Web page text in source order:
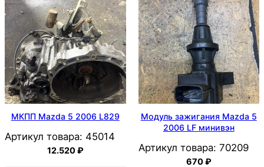
МКПП Mazda 5 2006 L829
Артикул товара: 45014
12.520₽
Модуль зажигания Mazda 5
2006 LF минивэн
Артикул товара: 70209
670₽